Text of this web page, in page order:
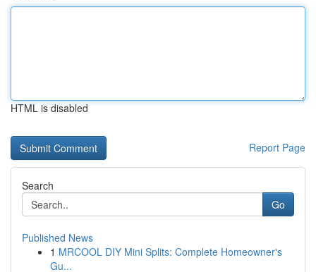
HTML is disabled
Report Page
Search
Go
Published News
1 MRCOOL DIY Mini Splits: Complete Homeowner's
Gu...